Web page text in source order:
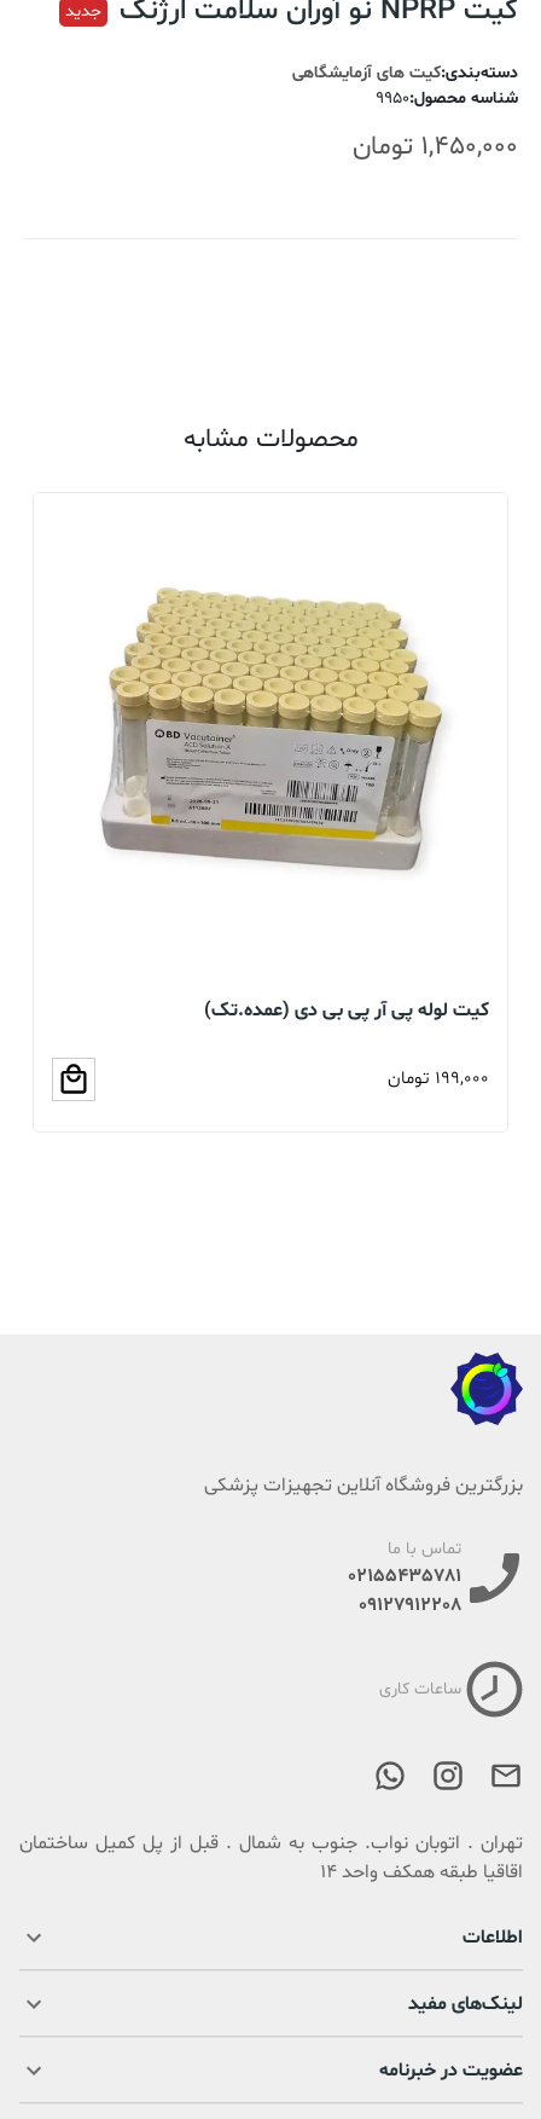
کیت NPRP نو آوران سلامت ارژنگ جدید
دسته‌بندی:کیت های آزمایشگاهی
شناسه محصول:
9950
1,450,000 تومان
محصولات مشابه
کیت لوله پی آر پی بی دی (عمده.تک)
199,000 تومان
بزرگترین فروشگاه آنلاین تجهیزات پزشکی
تماس با ما
02155435781
09127912208
ساعات کاری
تهران . اتوبان نواب. جنوب به شمال . قبل از پل کمیل ساختمان
اقاقیا طبقه همکف واحد 14
اطلاعات
لینک‌های مفید
عضویت در خبرنامه